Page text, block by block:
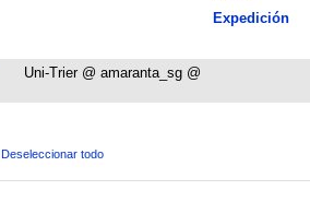
Expedición
Uni-Trier @ amaranta_sg @
Deseleccionar todo